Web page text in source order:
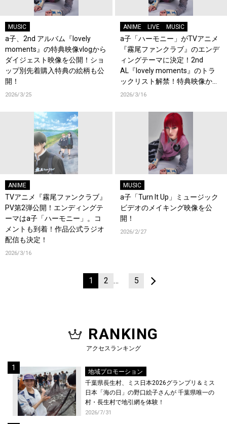
MUSIC
a子、2nd アルバム『lovely
moments』の特典映像vlogから
ダイジェスト映像を公開！ショ
ップ別先着購入特典の絵柄も公
開！
2026/3/25
ANIME LIVE MUSIC
a子「ハーモニー」がTVアニメ
『霧尾ファンクラブ』のエンデ
ィングテーマに決定！2nd
AL『lovely moments』のトラ
ックリスト解禁！特典映像から
「PAPER MOON」のライブ映像
2026/3/16
ANIME
TVアニメ『霧尾ファンクラブ』
PV第2弾公開！エンディングテ
ーマはa子「ハーモニー」。コ
メントも到着！作品公式ラジオ
配信も決定！
2026/3/16
MUSIC
a子「Turn It Up」ミュージック
ビデオのメイキング映像を公
開！
2026/2/27
1 2 … 5
RANKING
アクセスランキング
地域プロモーション
千葉県長生村、ミス日本2026グランプリ＆ミス
日本「海の日」の野口絵子さんが 千葉県唯一の
村・長生村で地引網を体験！
2026/7/31